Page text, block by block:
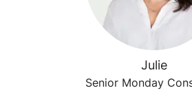
Julie
Senior Monday